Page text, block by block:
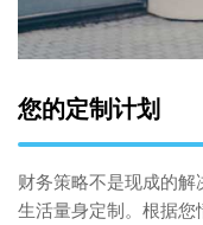
您的定制计划
财务策略不是现成的
生活量身定制。根据